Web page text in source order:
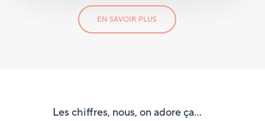
EN SAVOIR PLUS
Les chiffres, nous, on adore ça…